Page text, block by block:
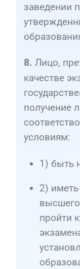
заведении
8.Лицо,
качестве
получение
условиям:
1) быть
2)
пройти